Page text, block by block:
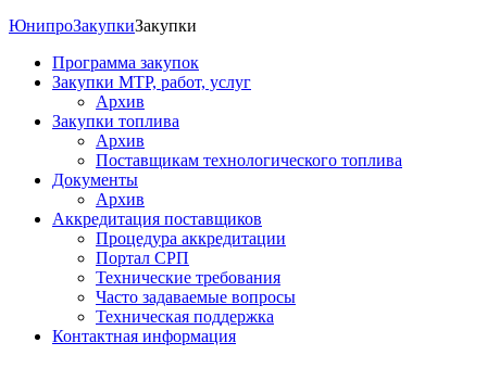
ЮнипроЗакупкиЗакупки
Программа закупок
Закупки МТР, работ, услуг
Архив
Закупки топлива
Архив
Поставщикам технологического топлива
Документы
Архив
Аккредитация поставщиков
Процедура аккредитации
Портал СРП
Технические требования
Часто задаваемые вопросы
Техническая поддержка
Контактная информация